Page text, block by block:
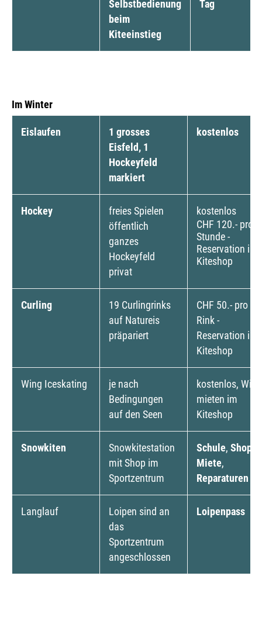
Selbstbedienung
beim
Kiteeinstieg
Tag
Im Winter
Eislaufen
1 grosses
Eisfeld, 1
Hockeyfeld
markiert
kostenlos
Hockey
freies Spielen
öffentlich
ganzes
Hockeyfeld
privat
kostenlos
CHF 120.- pro
Stunde -
Reservation im
Kiteshop
Curling
19 Curlingrinks
auf Natureis
präpariert
CHF 50.- pro
Rink -
Reservation im
Kiteshop
Wing Iceskating
je nach
Bedingungen
auf den Seen
kostenlos, Wing
mieten im
Kiteshop
Snowkiten
Snowkitestation
mit Shop im
Sportzentrum
Schule, Shop
Miete,
Reparaturen
Langlauf
Loipen sind an
das
Sportzentrum
angeschlossen
Loipenpass